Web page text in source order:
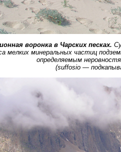
воронка в Чарских песках.
мелких минеральных частиц
определяемым
(suffosio —